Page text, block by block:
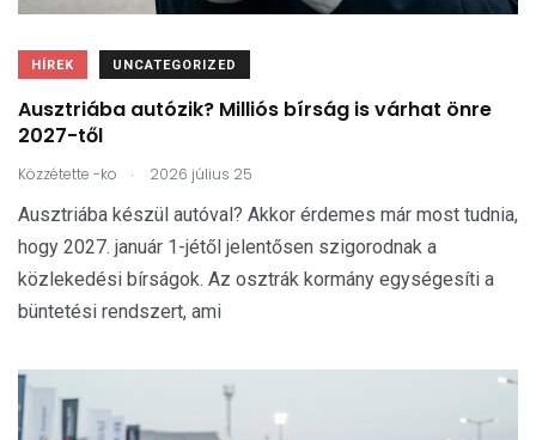
HÍREK UNCATEGORIZED
Ausztriába autózik? Milliós bírság is várhat önre
2027-től
Közzétette -ko . 2026 július 25
Ausztriába készül autóval? Akkor érdemes már most tudnia,
hogy 2027. január 1-jétől jelentősen szigorodnak a
közlekedési bírságok. Az osztrák kormány egységesíti a
büntetési rendszert, ami